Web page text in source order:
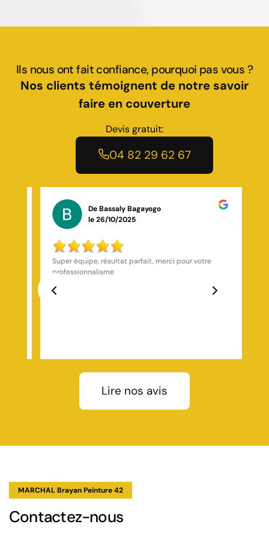
Ils nous ont fait confiance, pourquoi pas vous ?
Nos clients témoignent de notre savoir
faire en couverture
Devis gratuit:
04 82 29 62 67
De Chaima Attoumani chahidi
le 30/10/2025
Super expérience avec la société Marchal ! Travail
nickel, équipe sympa et pro. Le chantier s’est très
sérieux !
Lire nos avis
MARCHAL Brayan Peinture 42
Contactez-nous